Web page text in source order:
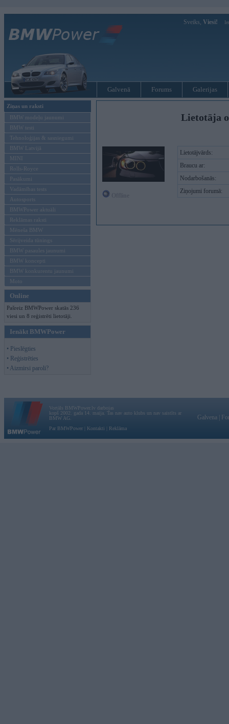
Sveiks, Viesi!
Galvenā Forums Galerijas
Ziņas un raksti
BMW modeļu jaunumi
BMW testi
Tehnoloģijas & sasniegumi
BMW Latvijā
MINI
Rolls-Royce
Pasākumi
Vadāmības tests
Autosports
BMWPower aktuāli
Reklāmas raksti
Mēneša BMW
Sērijveida tūnings
BMW pasaules jaunumi
BMW koncepti
BMW konkurentu jaunumi
Moto
Online
Pašreiz BMWPower skatās 236
viesi un 8 reģistrēti lietotāji.
Ienākt BMWPower
• Pieslēgties
• Reģistrēties
• Aizmirsi paroli?
Lietotāja
Lietotājvārds:
Braucu ar:
Nodarbošanās:
Ziņojumi forumā:
Vortāls BMWPower.lv darbojas
kopš 2002. gada 14. maija. Tas nav auto klubs un nav saistīts ar
BMW AG.
Par BMWPower
Kontakti Reklāma
Galvena